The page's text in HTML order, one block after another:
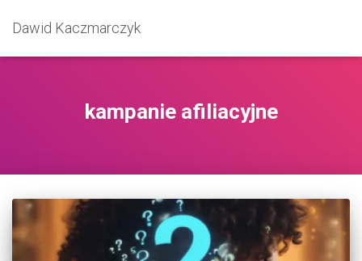
Dawid Kaczmarczyk
kampanie afiliacyjne